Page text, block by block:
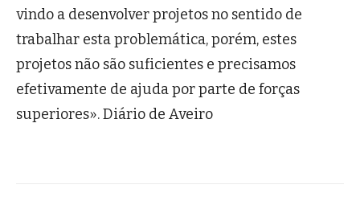
vindo a desenvolver projetos no sentido de
trabalhar esta problemática, porém, estes
projetos não são suficientes e precisamos
efetivamente de ajuda por parte de forças
superiores». Diário de Aveiro